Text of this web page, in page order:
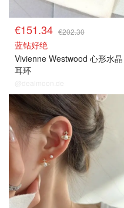
€151.34 €202.30
蓝钻好绝
Vivienne Westwood 心形水晶
耳环
@dealmoon.de